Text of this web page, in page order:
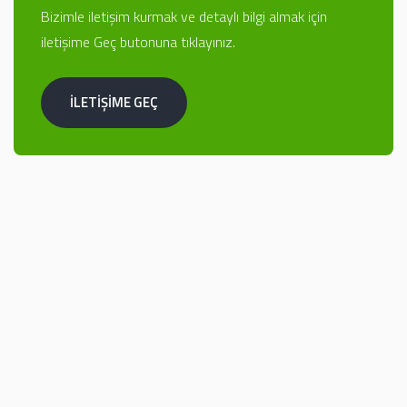
Bizimle iletişim kurmak ve detaylı bilgi almak için
iletişime Geç butonuna tıklayınız.
İLETİŞİME GEÇ